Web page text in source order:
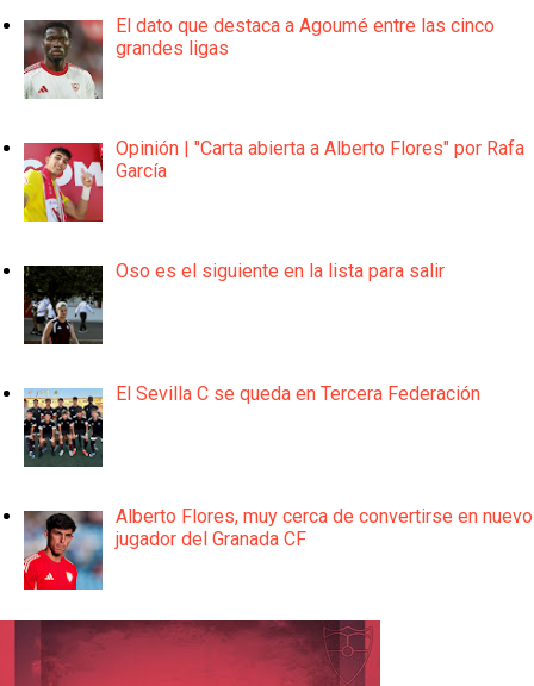
El dato que destaca a Agoumé entre las cinco
grandes ligas
Opinión | "Carta abierta a Alberto Flores" por Rafa
García
Oso es el siguiente en la lista para salir
El Sevilla C se queda en Tercera Federación
Alberto Flores, muy cerca de convertirse en nuevo
jugador del Granada CF